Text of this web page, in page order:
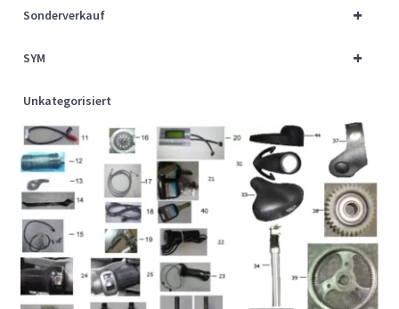
+
Sonderverkauf
+
SYM
Unkategorisiert